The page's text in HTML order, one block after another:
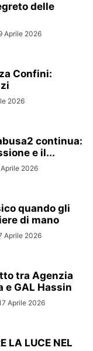
delle
Aprile 2026
Confini:
2026
continua:
e il...
2026
quando gli
di mano
Aprile 2026
tra Agenzia
e GAL Hassin
Aprile 2026
LA LUCE NEL